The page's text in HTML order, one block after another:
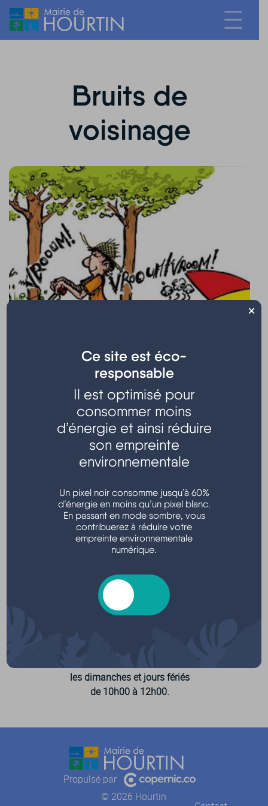
Bruits de
voisinage
Tous responsables, Tous concernés
Un bruit de comportement peut causer un trouble
intensif, ou qu’il dure dans le temps.
Les travaux de bricolage ou de jardinage réalisés par
des particuliers susceptibles de causer une gêne en
raison de leur intensité sonore (tondeuses,
les jours ouvrables
de 8h30 à 12h30 et de 14h30 à 19h30
les dimanches et jours fériés
de 10h00 à 12h00.
Propulsé par
© 2026 Hourtin
Ce site est éco-
responsable
Il est optimisé pour
consommer moins
d’énergie et ainsi réduire
son empreinte
environnementale
Un pixel noir consomme jusqu’à 60%
d’énergie en moins qu’un pixel blanc.
En passant en mode sombre, vous
contribuerez à réduire votre
empreinte environnementale
numérique.
×